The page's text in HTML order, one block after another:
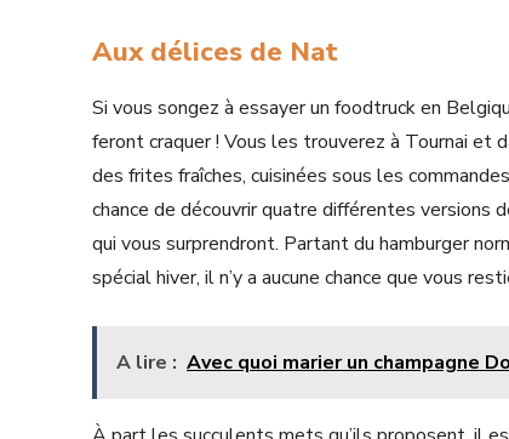
Aux délices de Nat
Si vous songez à essayer un foodtruck en
feront craquer ! Vous les trouverez à Tournai et
des frites fraîches, cuisinées sous les
chance de découvrir quatre différentes
qui vous surprendront. Partant du hamburger
spécial hiver, il n’y a aucune chance que vous
A lire : Avec quoi marier un champagne